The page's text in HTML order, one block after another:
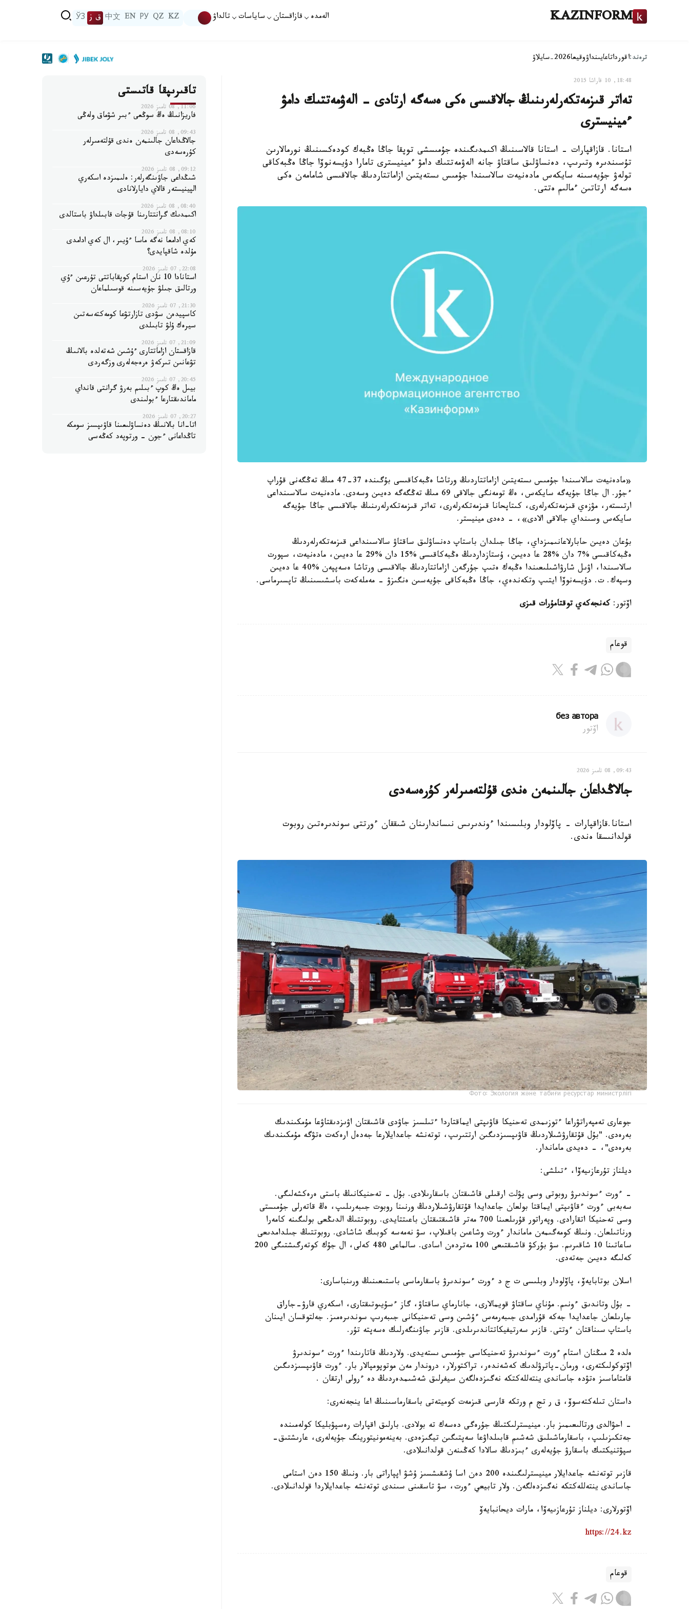
KAZINFORM الەمدە قازاقستان ساياسات تالداۋ KZ
QZ
РУ
EN
中文 ق ز ЎЗ
ترەند:اقورداتاعايىنداۋوقيعا2026-سايلاۋ
18:48, 10 قاراشا 2015
تەاتر قىزمەتكەرلەرىنىڭ جالاقىسى ەكى ەسەگە ارتادى - الەۋمەتتىك دامۋ
ءمينيسترى
استانا. قازاقپارات - استانا قالاسىنىڭ اكىمدىگىندە جۇمىسشى توپقا جاڭا ەڭبەك كودەكسىنىڭ نورمالارىن
تۇسىندىرە وتىرىپ، دەنساۋلىق ساقتاۋ جانە الەۋمەتتىك دامۋ ءمينيسترى تامارا دۇيسەنوۆا جاڭا ەڭبەكاقى
تولەۋ جۇيەسىنە سايكەس مادەنيەت سالاسىندا جۇمىس ىستەيتىن ازاماتتاردىڭ جالاقىسى شامامەن ەكى
ەسەگە ارتاتىن ءمالىم ەتتى.
«مادەنيەت سالاسىندا جۇمىس ىستەيتىن ازاماتتاردىڭ ورتاشا ەڭبەكاقىسى بۇگىندە 37-47 مىڭ تەڭگەنى قۇراپ
ءجۇر. ال جاڭا جۇيەگە سايكەس، ەڭ تومەنگى جالاقى 69 مىڭ تەڭگەگە دەيىن وسەدى. مادەنيەت سالاسىنداعى
ارتىستەر، مۋزەي قىزمەتكەرلەرى، كىتاپحانا قىزمەتكەرلەرى، تەاتر قىزمەتكەرلەرىنىڭ جالاقىسى جاڭا جۇيەگە
سايكەس وسىنداي جالاقى الادى»، - دەدى مينيستر.
بۇعان دەيىن حابارلاعانىمىزداي، جاڭا جىلدان باستاپ دەنساۋلىق ساقتاۋ سالاسىنداعى قىزمەتكەرلەردىڭ
ەڭبەكاقىسى %7 دان %28 عا دەيىن، ۇستازداردىڭ ەڭبەكاقىسى %15 دان %29 عا دەيىن، مادەنيەت، سپورت
سالاسىندا، اۋىل شارۋاشىلىعىندا ەڭبەك ەتىپ جۇرگەن ازاماتتاردىڭ جالاقىسى ورتاشا ەسەپپەن %40 عا دەيىن
وسپەك. ت. دۇيسەنوۆا ايتىپ وتكەندەي، جاڭا ەڭبەكاقى جۇيەسىن ەنگىزۋ - مەملەكەت باسشىسىنىڭ تاپسىرماسى.
اۆتور: كەنجەكەي توقتامۇرات قىزى
قوعام
без автора
اۆتور
09:43, 08 تامىز 2026
جالاڭداعان جالىنمەن ەندى قۇلتەمىرلەر كۇرەسەدى
استانا.قازاقپارات - پاۆلودار وبلىسىندا ءوندىرىس نىساندارىنان شىققان ءورتتى سوندىرەتىن روبوت
قولدانىسقا ەندى.
Фото: Экология және табиғи ресурстар министрлігі
جوعارى تەمپەراتۋراعا ءتوزىمدى تەحنيكا قاۋىپتى ايماقتاردا ءتىلسىز جاۋدى قاشىقتان اۋىزدىقتاۋعا مۇمكىندىك
بەرەدى. "بۇل قۇتقارۋشىلاردىڭ قاۋىپسىزدىگىن ارتتىرىپ، توتەنشە جاعدايلارعا جەدەل ارەكەت ەتۋگە مۇمكىندىك
بەرەدى"، - دەيدى ماماندار.
ديلناز تۇرعازىيەۆا، ءتىلشى:
- ءورت ءسوندىرۋ روبوتى وسى پۋلت ارقىلى قاشىقتان باسقارىلادى. بۇل - تەحنيكانىڭ باستى ەرەكشەلىگى.
سەبەبى ءورت ءقاۋىپتى ايماقتا بولعان جاعدايدا قۇتقارۋشىلاردىڭ ورنىنا روبوت جىبەرىلىپ، ەڭ قاتەرلى جۇمىستى
وسى تەحنيكا اتقارادى. وپەراتور قۇرىلعىنا 700 مەتر قاشىقتىقتان باعىتتايدى. روبوتتىڭ الدىڭعى بولىگىنە كامەرا
ورناتىلعان. ونىڭ كومەگىمەن ماماندار ءورت وشاعىن باقىلاپ، سۋ نەمەسە كوبىك شاشادى. روبوتتىڭ جىلدامدىعى
ساعاتىنا 10 شاقىرىم. سۋ بۇركۋ قاشىقتىعى 100 مەتردەن اسادى. سالماعى 480 كەلى، ال جۇك كوتەرگىشتىگى 200
كەلىگە دەيىن جەتەدى.
اسلان بوتابايەۆ، پاۆلودار وبلىسى ت ج د ءورت ءسوندىرۋ باسقارماسى باستىعىنىڭ ورىنباسارى:
- بۇل وتاندىق ءونىم. مۇناي ساقتاۋ قويمالارى، جانارماي ساقتاۋ، گاز ءسۇيىوتىقتارى، اسكەري قارۋ-جاراق
جارىلعان جاعدايدا جەكە قۇرامدى جىبەرمەس ءۇشىن وسى تەحنيكانى جىبەرىپ سوندىرەمىز. جەلتوقسان ايىنان
باستاپ سىناقتان ءوتتى. قازىر سەرتيفيكاتتاندىرىلدى. قازىر جاۋىنگەرلىك ەسەپتە تۇر.
ەلدە 2 مىڭنان استام ءورت ءسوندىرۋ تەحنيكاسى جۇمىس ىستەيدى. ولاردىڭ قاتارىندا ءورت ءسوندىرۋ
اۆتوكولىكتەرى، ورمان-پاترۋلدىك كەشەندەر، تراكتورلار، دروندار مەن موتوپومپالار بار. ءورت قاۋىپسىزدىگىن
قامتاماسىز ەتۋدە جاساندى ينتەللەكتكە نەگىزدەلگەن سيفرلىق شەشىمدەردىڭ دە ءرولى ارتقان .
داستان تىلەكتەسوۆ، ق ر تج م ورتكە قارسى قىزمەت كوميتەتى باسقارماسىنىڭ اعا ينجەنەرى:
- احۋالدى ورتالىعىمىز بار. مينيسترلىكتىڭ جۇرەگى دەسەك تە بولادى. بارلىق اقپارات رەسپۋبليكا كولەمىندە
جەتكىزىلىپ، باسقارماشىلىق شەشىم قابىلداۋعا سەپتىگىن تيگىزەدى. بەينەمونيتورينگ جۇيەلەرى، عارىشتىق-
سپۋتنيكتىك باسقارۋ جۇيەلەرى ءبىزدىڭ سالادا كەڭىنەن قولدانىلادى.
قازىر توتەنشە جاعدايلار مينيسترلىگىندە 200 دەن اسا ۇشقىشسىز ۇشۋ اپپاراتى بار. ونىڭ 150 دەن استامى
جاساندى ينتەللەكتكە نەگىزدەلگەن. ولار تابيعي ءورت، سۋ تاسقىنى سىندى توتەنشە جاعدايلاردا قولدانىلادى.
اۆتورلارى: ديلناز تۇرعازىيەۆا، مارات ديحانبايەۆ
https://24.kz
قوعام
تاقىرىپقا قاتىستى
11:06, 08 تامىز 2026
فاريزانىڭ ەڭ سوڭعى ءبىر شۋماق ولەڭى
09:43, 08 تامىز 2026
جالاڭداعان جالىنمەن ەندى قۇلتەمىرلەر
كۇرەسەدى
09:12, 08 تامىز 2026
شىڭداعى جاۋىنگەرلەر: ەلىمىزدە اسكەري
الپينيستەر قالاي دايارلانادى
08:40, 08 تامىز 2026
اكىمدىك گرانتتارىنا قۇجات قابىلداۋ باستالدى
08:10, 08 تامىز 2026
كەي ادامعا نەگە ماسا ءۇيىر، ال كەي ادامدى
مۇلدە شاقپايدى؟
22:08, 07 تامىز 2026
استانادا 10 نان استام كوپقاباتتى تۇرعىن ءۇي
ورتالىق جىلۋ جۇيەسىنە قوسىلماعان
21:30, 07 تامىز 2026
كاسپيدەن سۋدى تازارتۋعا كومەكتەسەتىن
سيرەك ۇلۋ تابىلدى
21:09, 07 تامىز 2026
قازاقستان ازاماتتارى ءۇشىن شەتەلدە بالانىڭ
تۋعانىن تىركەۋ ەرەجەلەرى وزگەردى
20:45, 07 تامىز 2026
بيىل ەڭ كوپ ءبىلىم بەرۋ گرانتى قانداي
ماماندىقتارعا ءبولىندى
20:27, 07 تامىز 2026
اتا-انا بالانىڭ دەنساۋلىعىنا قاۋىپسىز سومكە
تاڭداعانى ءجون - ورتوپەد كەڭەسى